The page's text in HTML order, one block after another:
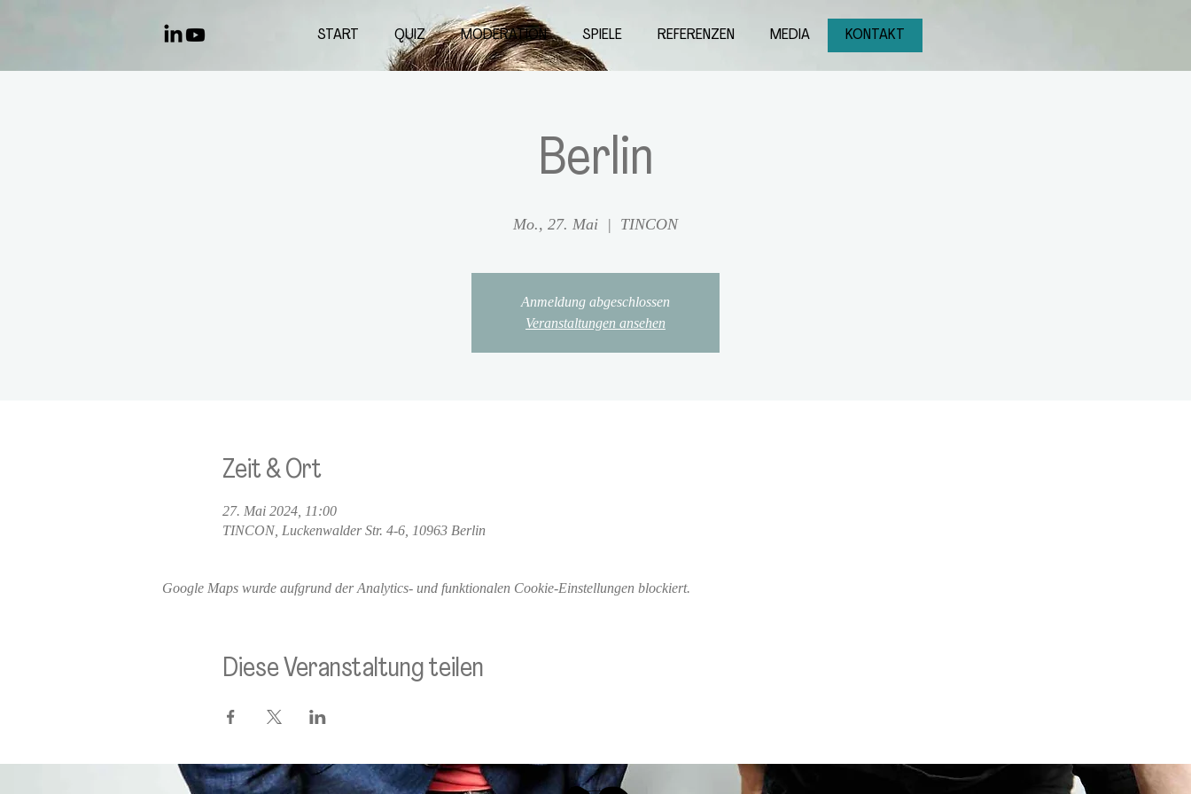
START QUIZ MODERATION SPIELE REFERENZEN MEDIA KONTAKT
Berlin
Mo., 27. Mai
  |
TINCON
Anmeldung abgeschlossen
Veranstaltungen ansehen
Zeit & Ort
27. Mai 2024, 11:00
TINCON, Luckenwalder Str. 4-6, 10963 Berlin
Google Maps wurde aufgrund der Analytics- und funktionalen Cookie-Einstellungen blockiert.
Diese Veranstaltung teilen